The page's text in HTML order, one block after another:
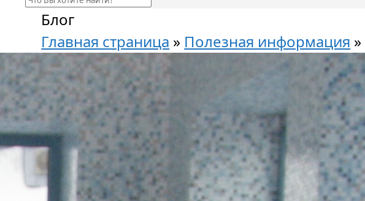
Блог
Главная страница » Полезная информация »